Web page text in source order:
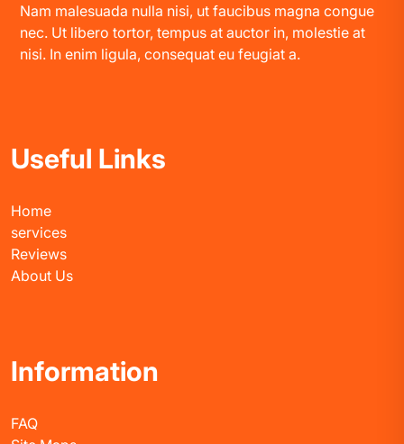
Nam malesuada nulla nisi, ut faucibus magna congue
nec. Ut libero tortor, tempus at auctor in, molestie at
nisi. In enim ligula, consequat eu feugiat a.
Useful Links
Home
services
Reviews
About Us
Information
FAQ